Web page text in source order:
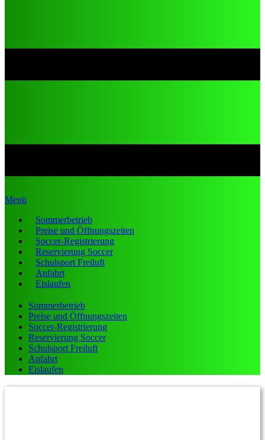
Menü
Sommerbetrieb
Preise und Öffnungszeiten
Soccer-Registrierung
Reservierung Soccer
Schulsport Freiluft
Anfahrt
Eislaufen
Sommerbetrieb
Preise und Öffnungszeiten
Soccer-Registrierung
Reservierung Soccer
Schulsport Freiluft
Anfahrt
Eislaufen